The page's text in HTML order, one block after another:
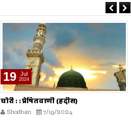
19 Jul
2024
चोरी : : प्रेषितवाणी (हदीस)
Shodhan 7/19/2024